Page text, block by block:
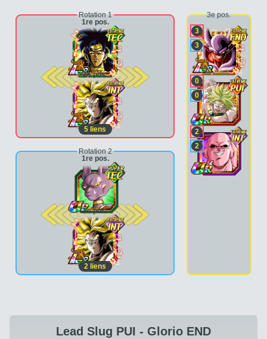
Rotation 1
1re pos.
2e pos.
5 liens
Rotation 2
1re pos.
2e pos.
2 liens
3e pos.
3
3
0
0
2
2
Lead Slug PUI - Glorio END